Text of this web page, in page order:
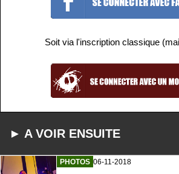
Soit via l'inscription classique
► A VOIR ENSUITE
PHOTOS 06-11-2018